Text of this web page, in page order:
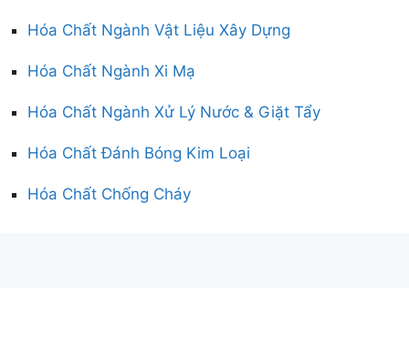
Hóa Chất Ngành Vật Liệu Xây Dựng
Hóa Chất Ngành Xi Mạ
Hóa Chất Ngành Xử Lý Nước & Giặt Tẩy
Hóa Chất Đánh Bóng Kim Loại
Hóa Chất Chống Cháy